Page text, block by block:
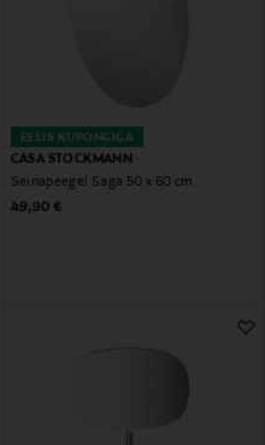
EELIS KUPONGIGA
CASA STOCKMANN
Seinapeegel Saga 50 x 60 cm
Original Price
49,90 €